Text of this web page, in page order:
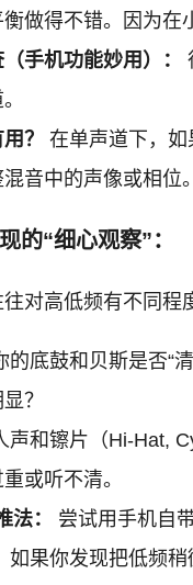
做得不错。因为在
手机功能妙用）：
？
在单声道下，
音中的声像或相位。
的“细心观察”：
对高低频有不同程
的底鼓和贝斯是否“
？
声和镲片（Hi-Hat,
或听不清。
法：
尝试用手机自
如果你发现把低频稍